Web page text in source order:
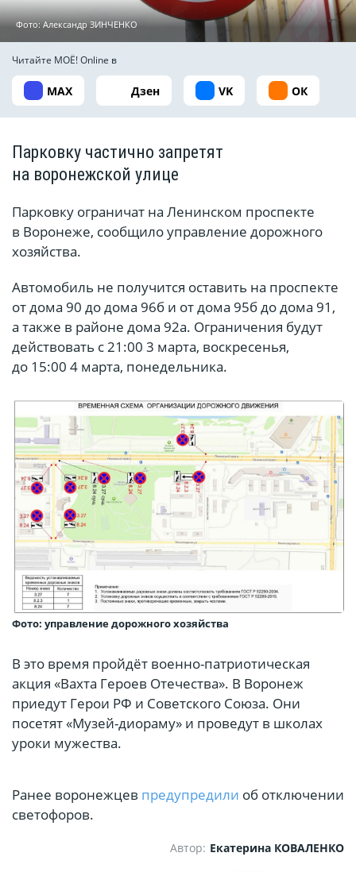
Фото:Александр ЗИНЧЕНКО
Читайте МОЁ! Online в
MAX Дзен VK ОК
Парковку частично запретят
на воронежской улице
Парковку ограничат на Ленинском проспекте
в Воронеже, сообщило управление дорожного
хозяйства.
Автомобиль не получится оставить на проспекте
от дома 90 до дома 96б и от дома 95б до дома 91,
а также в районе дома 92а. Ограничения будут
действовать с 21:00 3 марта, воскресенья,
до 15:00 4 марта, понедельника.
Фото: управление дорожного хозяйства
В это время пройдёт военно-патриотическая
акция «Вахта Героев Отечества». В Воронеж
приедут Герои РФ и Советского Союза. Они
посетят «Музей-диораму» и проведут в школах
уроки мужества.
Ранее воронежцев предупредили об отключении
светофоров.
Автор: Екатерина КОВАЛЕНКО